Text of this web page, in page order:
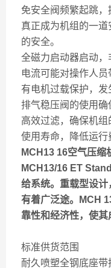
免安全阀频繁起跳
真正成为机组的一
的安全。
全磁力启动器启动
电流可能对操作人
有电机过载保护，发
排气稳压阀的使用
高效过滤，确保机
使用寿命，降低运行
MCH13 16空气压缩
MCH13/16 ET
给系统。重载型设
有着广泛途。MCH
靠性和经济性，使其
标准供货范围
耐久喷塑全钢底座带